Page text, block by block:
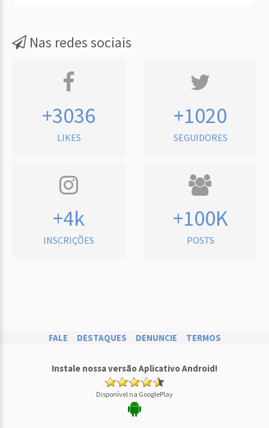
Nas redes sociais
+3036
LIKES
+1020
SEGUIDORES
+4k
INSCRIÇÕES
+100K
POSTS
FALE DESTAQUES DENUNCIE TERMOS
Instale nossa versão Aplicativo Android!
Disponível na GooglePlay